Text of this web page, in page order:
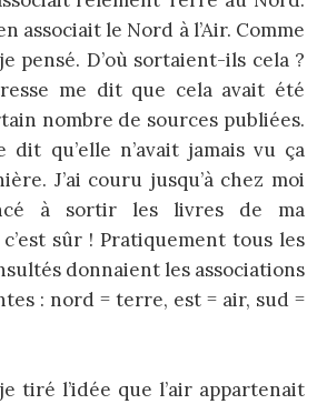
associait le Nord à l’Air. Comme
pensé. D’où sortaient-ils cela ?
me dit que cela avait été
nombre de sources publiées.
dit qu’elle n’avait jamais vu ça
J’ai couru jusqu’à chez moi
à sortir les livres de ma
sûr ! Pratiquement tous les
donnaient les associations
: nord = terre, est = air, sud =
tiré l’idée que l’air appartenait